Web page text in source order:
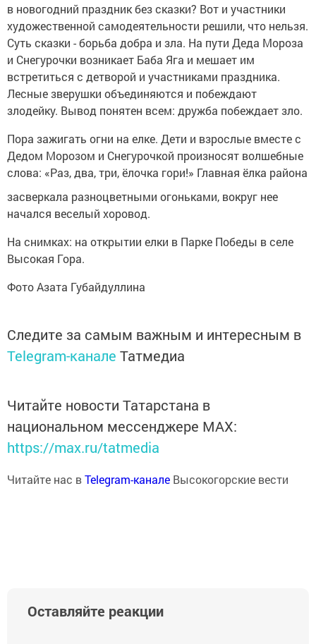
в новогодний праздник без сказки? Вот и участники
художественной самодеятельности решили, что нельзя.
Суть сказки - борьба добра и зла. На пути Деда Мороза
и Снегурочки возникает Баба Яга и мешает им
встретиться с детворой и участниками праздника.
Лесные зверушки объединяются и побеждают
злодейку. Вывод понятен всем: дружба побеждает зло.
Пора зажигать огни на елке. Дети и взрослые вместе с
Дедом Морозом и Снегурочкой произносят волшебные
слова: «Раз, два,три, ёлочка гори!» Главная ёлка района
засверкала разноцветными огоньками, вокруг нее
начался веселый хоровод.
На снимках: на открытии елки в Парке Победы в селе
Высокая Гора.
Фото Азата Губайдуллина
Следите за самым важным и интересным в
Telegram-канале Татмедиа
Читайте новости Татарстана в
национальном мессенджере MАХ:
https://max.ru/tatmedia
Читайте нас вTelegram-канале Высокогорские вести
Оставляйте реакции